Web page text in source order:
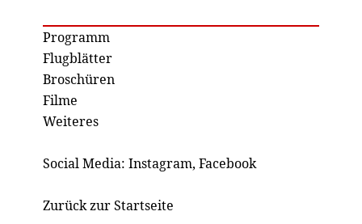
Programm
Flugblätter
Broschüren
Filme
Weiteres
Social Media: Instagram, Facebook
Zurück zur Startseite